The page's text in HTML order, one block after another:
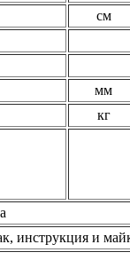
см
мм
кг
инструкция и